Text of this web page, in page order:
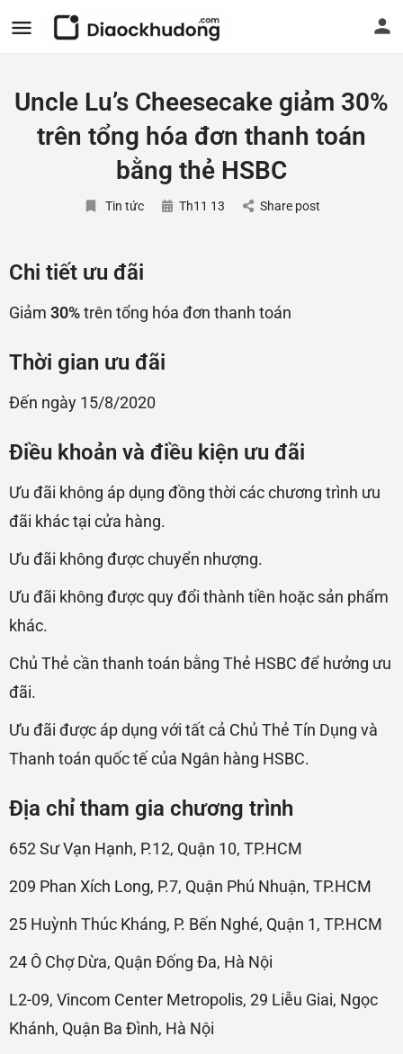
Uncle Lu’s Cheesecake giảm 30%
trên tổng hóa đơn thanh toán
bằng thẻ HSBC
Tin tức Th11 13 Share post
Chi tiết ưu đãi
Giảm 30%trên tổng hóa đơn thanh toán
Thời gian ưu đãi
Đến ngày 15/8/2020
Điều khoản và điều kiện ưu đãi
Ưu đãi không áp dụng đồng thời các chương trình ưu
đãi khác tại cửa hàng.
Ưu đãi không được chuyển nhượng.
Ưu đãi không được quy đổi thành tiền hoặc sản phẩm
khác.
Chủ Thẻ cần thanh toán bằng Thẻ HSBC để hưởng ưu
đãi.
Ưu đãi được áp dụng với tất cả Chủ Thẻ Tín Dụng và
Thanh toán quốc tế của Ngân hàng HSBC.
Địa chỉ tham gia chương trình
652 Sư Vạn Hạnh, P.12, Quận 10, TP.HCM
209 Phan Xích Long, P.7, Quận Phú Nhuận, TP.HCM
25 Huỳnh Thúc Kháng, P. Bến Nghé, Quận 1, TP.HCM
24 Ô Chợ Dừa, Quận Đống Đa, Hà Nội
L2-09, Vincom Center Metropolis, 29 Liễu Giai, Ngọc
Khánh, Quận Ba Đình, Hà Nội